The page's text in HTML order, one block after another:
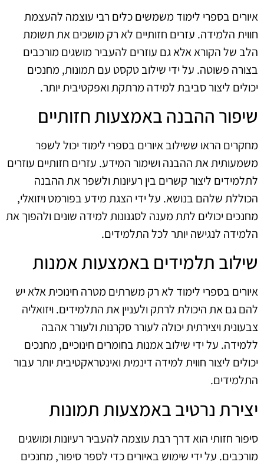
איורים בספרי לימוד משמשים כלים רבי עוצמה להעצמת
חווית הלמידה. עזרים חזותיים לא רק מושכים את תשומת
הלב של הקורא אלא גם עוזרים להעביר מושגים מורכבים
בצורה פשוטה. על ידי שילוב טקסט עם תמונות, מחנכים
יכולים ליצור סביבת למידה מרתקת ואפקטיבית יותר.
שיפור ההבנה באמצעות חזותיים
מחקרים הראו ששילוב איורים בספרי לימוד יכול לשפר
משמעותית את ההבנה ושימור המידע. עזרים חזותיים עוזרים
לתלמידים ליצור קשרים בין רעיונות ולשפר את ההבנה
הכוללת שלהם בנושא. על ידי הצגת מידע בפורמט ויזואלי,
מחנכים יכולים לתת מענה לסגנונות למידה שונים ולהפוך את
הלמידה לנגישה יותר לכל התלמידים.
שילוב תלמידים באמצעות אמנות
איורים בספרי לימוד לא רק משרתים מטרה חינוכית אלא יש
להם גם את היכולת לרתק ולעניין את התלמידים. ויזואליה
צבעונית ויצירתית יכולה לעורר סקרנות ולעורר אהבה
ללמידה. על ידי שילוב אמנות בחומרים חינוכיים, מחנכים
יכולים ליצור חווית למידה דינמית ואינטראקטיבית יותר עבור
התלמידים.
יצירת נרטיב באמצעות תמונות
סיפור חזותי הוא דרך רבת עוצמה להעביר רעיונות ומושגים
מורכבים. על ידי שימוש באיורים כדי לספר סיפור, מחנכים